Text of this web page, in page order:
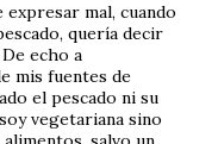
expresar mal, cuando
quería decir
echo a
mis fuentes de
el pescado ni su
vegetariana sino